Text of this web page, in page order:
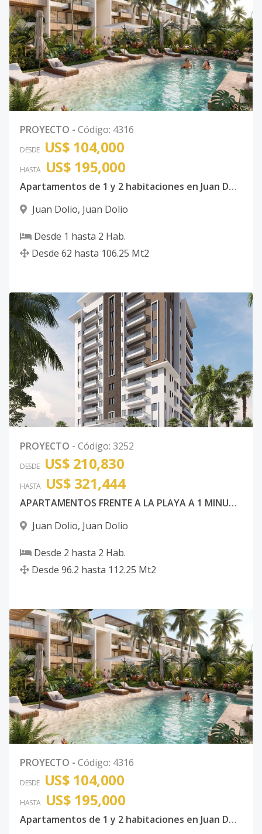
PROYECTO - Código: 4316
DESDE US$ 104,000
HASTA US$ 195,000
Apartamentos de 1 y 2 habitaciones en Juan Dolio
Juan Dolio, Juan Dolio
Desde 1 hasta 2 Hab.
Desde 62 hasta 106.25 Mt2
PROYECTO - Código: 3252
DESDE US$ 210,830
HASTA US$ 321,444
APARTAMENTOS FRENTE A LA PLAYA A 1 MINUTO WALKING DISTANCE
Juan Dolio, Juan Dolio
Desde 2 hasta 2 Hab.
Desde 96.2 hasta 112.25 Mt2
PROYECTO - Código: 4316
DESDE US$ 104,000
HASTA US$ 195,000
Apartamentos de 1 y 2 habitaciones en Juan Dolio